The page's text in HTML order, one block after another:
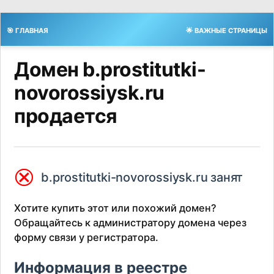
🎯 ГЛАВНАЯ 🌟 ВАЖНЫЕ СТРАНИЦЫ
Домен b.prostitutki-
novorossiysk.ru
продается
⮿ b.prostitutki-novorossiysk.ru занят
Хотите купить этот или похожий домен?
Обращайтесь к администратору домена через
форму связи у регистратора.
Информация в реестре